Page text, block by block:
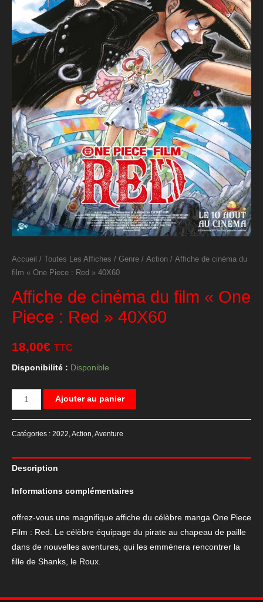
Accueil / Toutes Les Affiches / Genre / Action / Affiche de cinéma du
film « One Piece : Red » 40X60
Affiche de cinéma du film « One
Piece : Red » 40X60
18,00€ TTC
Disponibilité : Disponible
quantité
de
du
Piece
:
Red"
40X60
Ajouter au panier
Catégories : 2022 Action Aventure
Description
Informations complémentaires
offrez-vous une magnifique affiche du célèbre manga One Piece
Film : Red. Le célèbre équipage du pirate au chapeau de paille
dans de nouvelles aventures, qui les emmènera rencontrer la
fille de Shanks, le Roux.